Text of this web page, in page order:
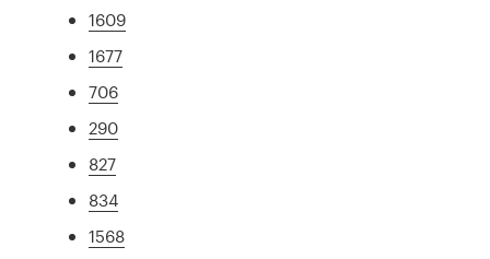
1609
1677
706
290
827
834
1568